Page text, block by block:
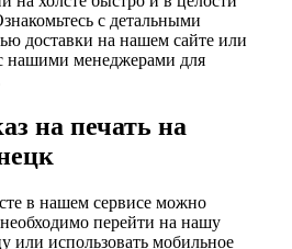
с детальными
доставки на нашем сайте или
нашими менеджерами для
на печать на
в нашем сервисе можно
перейти на нашу
или использовать мобильное